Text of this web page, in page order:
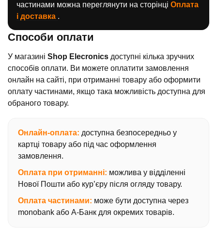
частинами можна переглянути на сторінці Оплата
і доставка .
Способи оплати
У магазині Shop Elecronics доступні кілька зручних
способів оплати. Ви можете оплатити замовлення
онлайн на сайті, при отриманні товару або оформити
оплату частинами, якщо така можливість доступна для
обраного товару.
Онлайн-оплата: доступна безпосередньо у
картці товару або під час оформлення
замовлення.
Оплата при отриманні: можлива у відділенні
Нової Пошти або кур’єру після огляду товару.
Оплата частинами: може бути доступна через
monobank або А-Банк для окремих товарів.